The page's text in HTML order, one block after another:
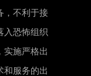
，不利于接
入恐怖组织
实施严格出
和服务的出